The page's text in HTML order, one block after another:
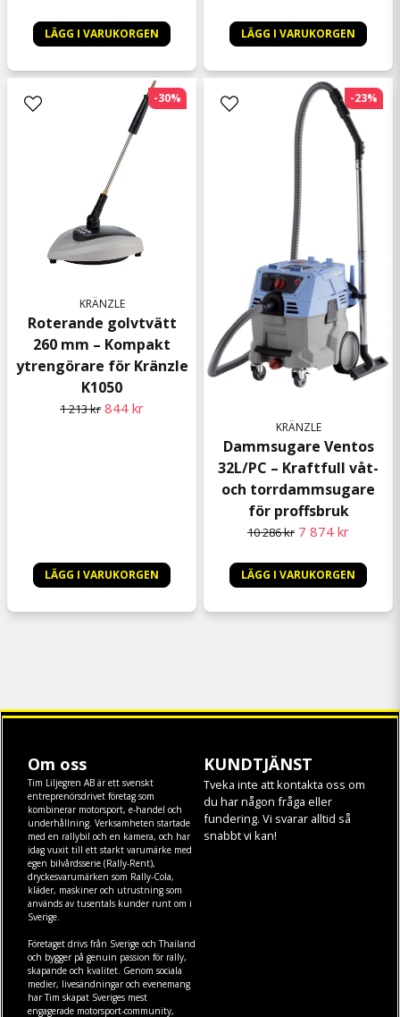
LÄGG I VARUKORGEN LÄGG I VARUKORGEN
KRÄNZLE
Roterande golvtvätt
260 mm – Kompakt
ytrengörare för Kränzle
K1050
1 213 kr 844 kr
LÄGG I VARUKORGEN
-30%
KRÄNZLE
Dammsugare Ventos
32L/PC – Kraftfull våt-
och torrdammsugare
för proffsbruk
10 286 kr 7 874 kr
LÄGG I VARUKORGEN
-23%
Om oss
Tim Liljegren AB är ett svenskt
entreprenörsdrivet företag som
kombinerar motorsport, e-handel och
underhållning. Verksamheten startade
med en rallybil och en kamera, och har
idag vuxit till ett starkt varumärke med
egen bilvårdsserie (Rally-Rent),
dryckesvarumärken som Rally-Cola,
kläder, maskineroch utrustning som
används av tusentals kunder runt om i
Sverige.
Företaget drivs från Sverige och Thailand
och bygger på genuin passion för rally,
skapande och kvalitet. Genom sociala
medier, livesändningar och evenemang
har Tim skapat Sveriges mest
engagerade motorsport-community,
KUNDTJÄNST
Tveka inte att kontakta oss om
du har någon fråga eller
fundering. Vi svarar alltid så
snabbt vi kan!